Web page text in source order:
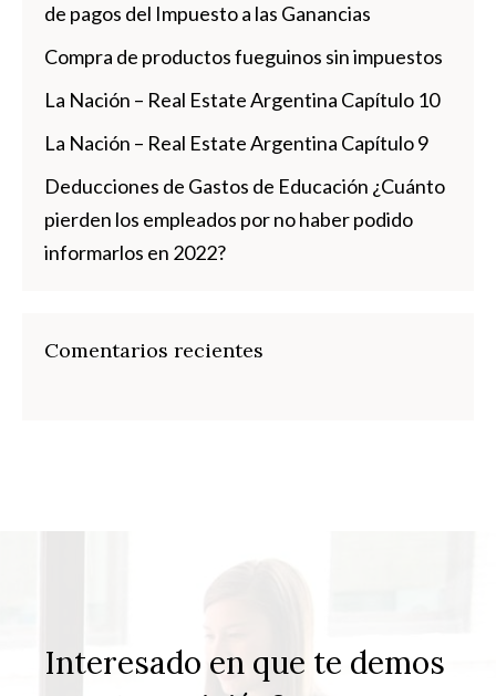
de pagos del Impuesto a las Ganancias
Compra de productos fueguinos sin impuestos
La Nación – Real Estate Argentina Capítulo 10
La Nación – Real Estate Argentina Capítulo 9
Deducciones de Gastos de Educación ¿Cuánto
pierden los empleados por no haber podido
informarlos en 2022?
Comentarios recientes
Interesado en que te demos